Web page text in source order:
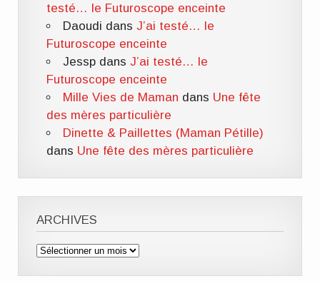
testé… le Futuroscope enceinte
Daoudi dans J’ai testé… le
Futuroscope enceinte
Jesspdans J’ai testé… le
Futuroscope enceinte
Mille Vies de Maman dans Une fête
des mères particulière
Dinette & Paillettes (Maman Pétille)
dans Une fête des mères particulière
ARCHIVES
Archives